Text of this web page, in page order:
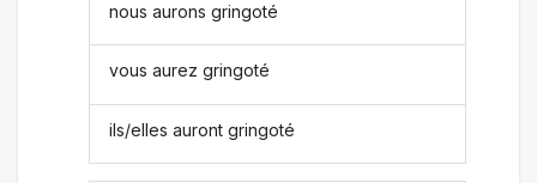
nous aurons gringoté
vous aurez gringoté
ils/elles auront gringoté